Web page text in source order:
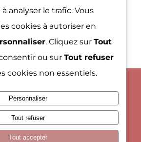
par Webooste
Confidentialité|Rejoindre Notre
d’Affiliation
analyser le trafic. Vous
cookies à autoriser en
. Cliquez sur Tout
ou sur Tout refuser
cookies non essentiels.
Personnaliser
Tout refuser
Tout accepter